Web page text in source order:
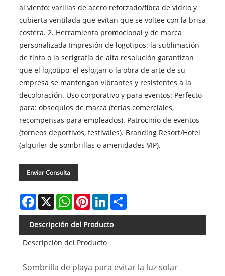
al viento: varillas de acero reforzado/fibra de vidrio y
cubierta ventilada que evitan que se voltee con la brisa
costera. 2. Herramienta promocional y de marca
personalizada Impresión de logotipos: la sublimación
de tinta o la serigrafía de alta resolución garantizan
que el logotipo, el eslogan o la obra de arte de su
empresa se mantengan vibrantes y resistentes a la
decoloración. Uso corporativo y para eventos: Perfecto
para: obsequios de marca (ferias comerciales,
recompensas para empleados). Patrocinio de eventos
(torneos deportivos, festivales). Branding Resort/Hotel
(alquiler de sombrillas o amenidades VIP).
Enviar Consulta
Facebook
X WhatsAppPinterestLinkedInShare
Descripción del Producto
Descripción del Producto
Sombrilla de playa para evitar la luz solar